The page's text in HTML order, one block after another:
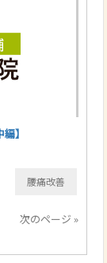
】
腰痛改善
次のページ »